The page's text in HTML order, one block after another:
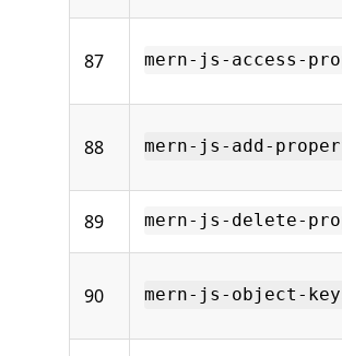
87 mern-js-access-
88 mern-js-add-
89 mern-js-delete-
90 mern-js-object-